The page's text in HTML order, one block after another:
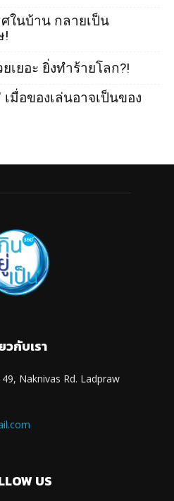
ในบ้าน กลายเป็น
!
เยอะ ยิ่งทำร้ายโลก?!
เมื่อของเล่นอาจเป็นของ
วกับเรา
Naknivas Rd. Ladpraw
US